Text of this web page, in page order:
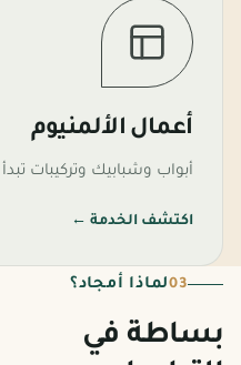
أعمال الألمنيوم
أبواب وشبابيك وتركيبات
اكتشف الخدمة ←
03لماذا أمجاد؟
بساطة في